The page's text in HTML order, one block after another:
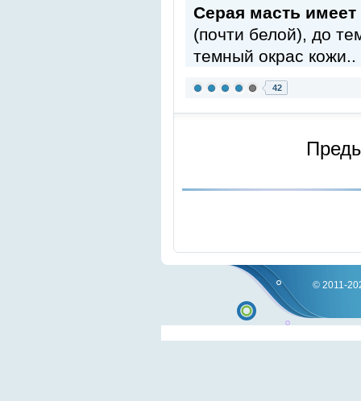
Серая масть имеет
(почти белой), до
темный окрас кожи..
42
© 2011-